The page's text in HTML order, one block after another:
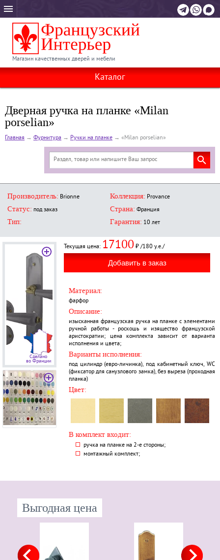
Магазин качественных дверей и мебели
Каталог
Дверная ручка на планке «Milan
porselian»
Главная → Фурнитура → Ручки на планке → «Milan porselian»
Производитель: Brionne Коллекция: Provance
Статус: под заказ Страна: Франция
Тип: Гарантия: 10 лет
Сделано
во Франции
Текущая цена: 17100 ₽ /180 у.е./
Материал:
фарфор
Описание:
изысканная французская ручка на планке с элементами
ручной работы - роскошь и изящество французской
аристократии; цена комплекта зависит от варианта
исполнения и цвета;
Варианты исполнения:
под цилиндр (евро-личинка), под кабинетный ключ, WC
(фиксатор для санузлового замка), без выреза (проходная
планка)
Цвет:
В комплект входит:
ручка на планке на 2-е стороны;
монтажный комплект;
Выгодная цена